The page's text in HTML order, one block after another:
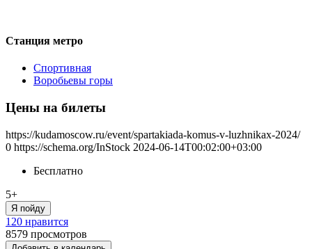
Станция метро
Спортивная
Воробьевы горы
Цены на билеты
https://kudamoscow.ru/event/spartakiada-komus-v-luzhnikax-2024/
0 https://schema.org/InStock 2024-06-14T00:02:00+03:00
Бесплатно
5+
Я пойду
120 нравится
8579 просмотров